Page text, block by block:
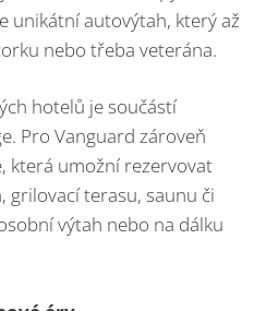
unikátní autovýtah, který až
nebo třeba veterána.
hotelů je součástí
Pro Vanguard zároveň
která umožní rezervovat
grilovací terasu, saunu či
výtah nebo na dálku